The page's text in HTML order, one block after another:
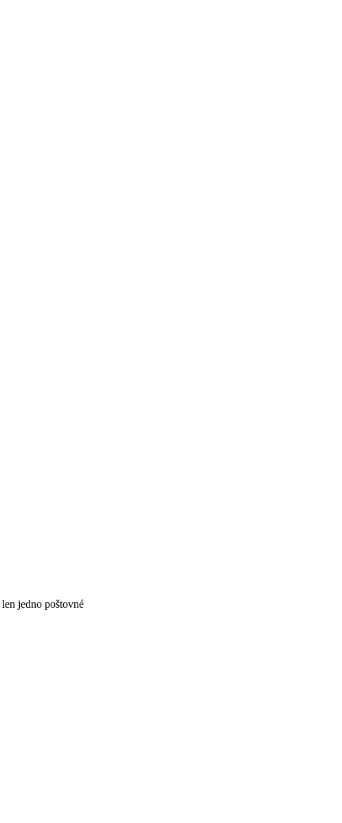
jedno poštovné